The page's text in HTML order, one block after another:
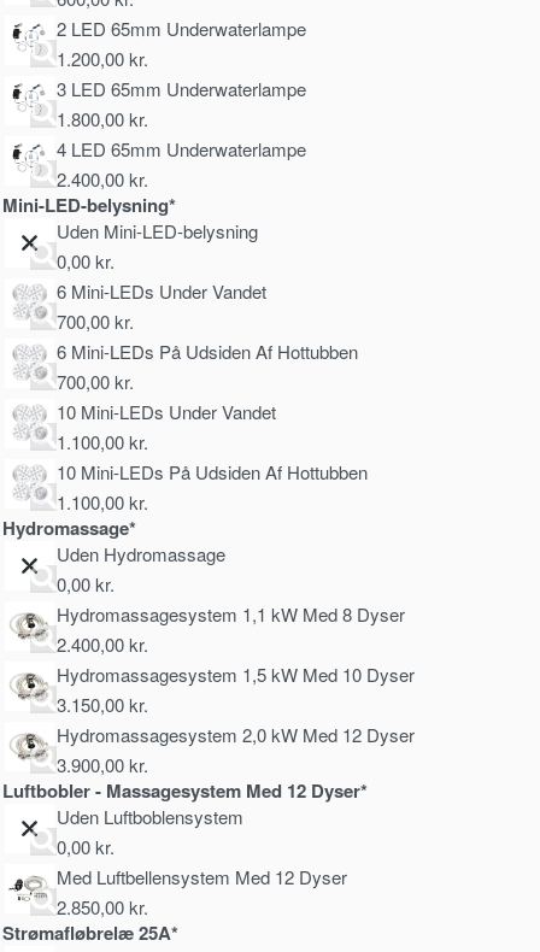
2 LED 65mm Underwaterlampe
1.200,00kr.
3 LED 65mm Underwaterlampe
1.800,00kr.
4 LED 65mm Underwaterlampe
2.400,00kr.
Mini-LED-belysning*
Uden Mini-LED-belysning
0,00kr.
6 Mini-LEDs Under Vandet
700,00kr.
6 Mini-LEDs På Udsiden Af Hottubben
700,00kr.
10 Mini-LEDs Under Vandet
1.100,00kr.
10 Mini-LEDs På Udsiden Af Hottubben
1.100,00kr.
Hydromassage*
Uden Hydromassage
0,00kr.
Hydromassagesystem 1,1 kW Med 8 Dyser
2.400,00kr.
Hydromassagesystem 1,5 kW Med 10 Dyser
3.150,00kr.
Hydromassagesystem 2,0 kW Med 12 Dyser
3.900,00kr.
Luftbobler - Massagesystem Med 12 Dyser*
Uden Luftboblensystem
0,00kr.
Med Luftbellensystem Med 12 Dyser
2.850,00kr.
Strømafløbrelæ 25A*